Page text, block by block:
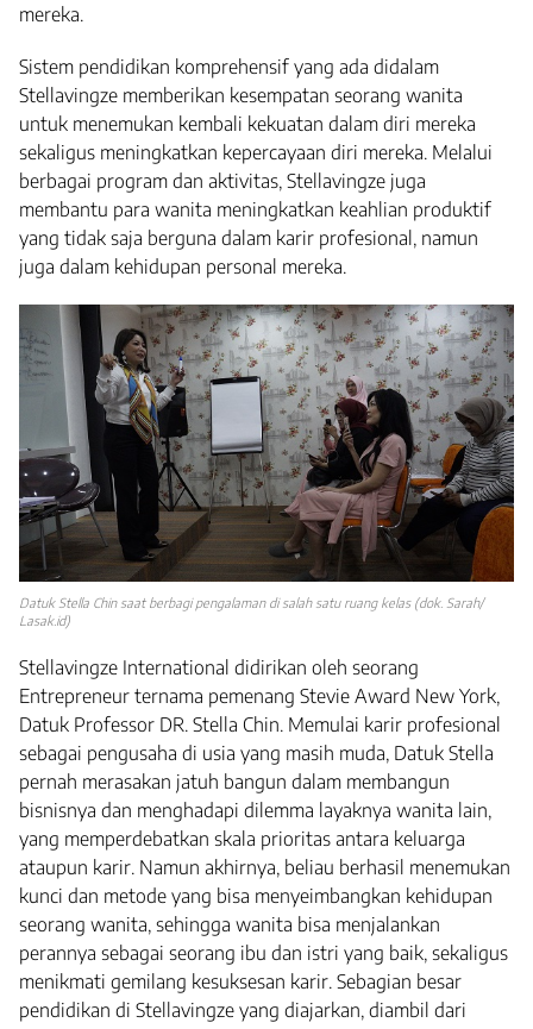
mereka.
Sistem pendidikan komprehensif yang ada didalam
Stellavingze memberikan kesempatan seorang wanita
untuk menemukan kembali kekuatan dalam diri mereka
sekaligus meningkatkan kepercayaan diri mereka. Melalui
berbagai program dan aktivitas, Stellavingze juga
membantu para wanita meningkatkan keahlian produktif
yang tidak saja berguna dalam karir profesional, namun
juga dalam kehidupan personal mereka.
Datuk Stella Chin saat berbagi pengalaman di salah satu ruang kelas (dok. Sarah/
Lasak.id)
Stellavingze International didirikan oleh seorang
Entrepreneur ternama pemenang Stevie Award New York,
Datuk Professor DR. Stella Chin. Memulai karir profesional
sebagai pengusaha di usia yang masih muda, Datuk Stella
pernah merasakan jatuh bangun dalam membangun
bisnisnya dan menghadapi dilemma layaknya wanita lain,
yang memperdebatkan skala prioritas antara keluarga
ataupun karir. Namun akhirnya, beliau berhasil menemukan
kunci dan metode yang bisa menyeimbangkan kehidupan
seorang wanita, sehingga wanita bisa menjalankan
perannya sebagai seorang ibu dan istri yang baik, sekaligus
menikmati gemilang kesuksesan karir. Sebagian besar
pendidikan di Stellavingze yang diajarkan, diambil dari